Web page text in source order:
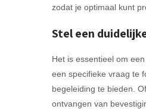
zodat je optimaal kunt
Stel een
Het is essentieel om
een specifieke vraag te
begeleiding te bieden.
ontvangen van